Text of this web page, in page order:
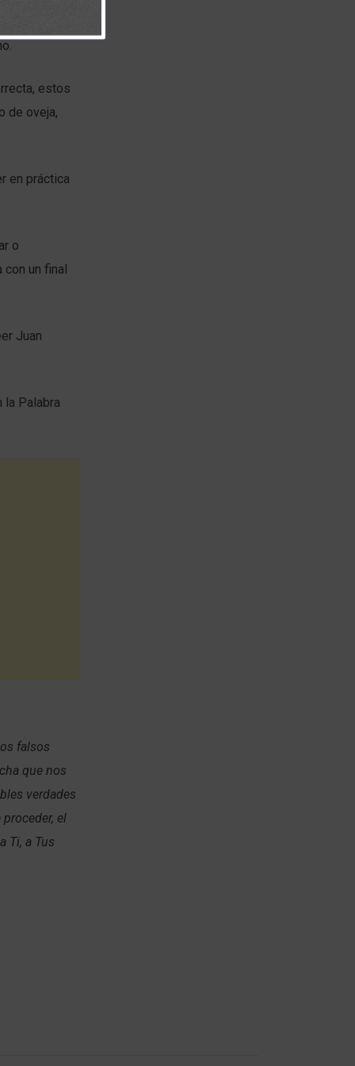
estos
de oveja,
en práctica
o
con un final
Juan
la Palabra
falsos
que nos
verdades
el
Ti, a Tus